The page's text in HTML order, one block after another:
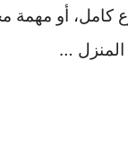
أو مهمة
…